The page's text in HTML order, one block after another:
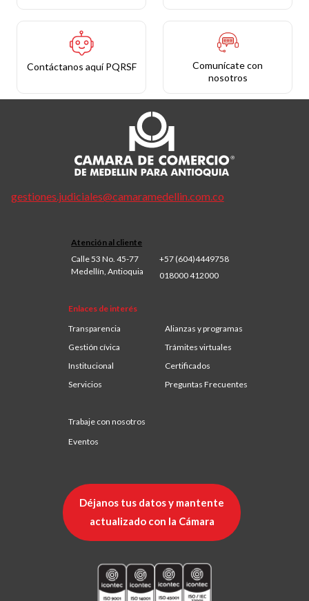
Contáctanos aquí PQRSF
Comunícate con
nosotros
gestiones.judiciales@camaramedellin.com.co
Atención al cliente
Calle 53 No. 45-77
Medellín, Antioquia
+57 (604)4449758
018000 412000
Enlaces de interés
Transparencia
Alianzas y programas
Gestión cívica
Trámites virtuales
Institucional
Certificados
Servicios
Preguntas Frecuentes
Trabaje con nosotros
Eventos
Déjanos tus datos y mantente
actualizado con la Cámara